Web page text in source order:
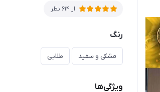
از 614 نظر
رنگ
مشکی و سفید طلایی
ویژگی‌ها